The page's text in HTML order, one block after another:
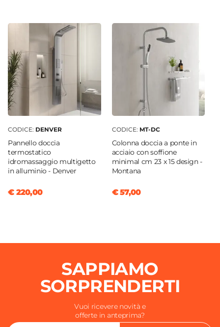
CODICE: DENVER
Pannello doccia
termostatico
idromassaggio multigetto
in alluminio - Denver
€ 220,00
CODICE: MT-DC
Colonna doccia a ponte in
acciaio con soffione
minimal cm 23 x 15 design -
Montana
€ 57,00
SAPPIAMO
SORPRENDERTI
Vuoi ricevere novità e
offerte in anteprima?